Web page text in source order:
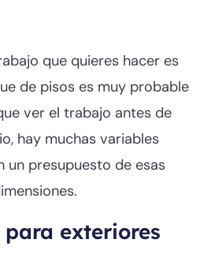
que quieres hacer es
de pisos es muy probable
ver el trabajo antes de
hay muchas variables
un presupuesto de esas
para exteriores